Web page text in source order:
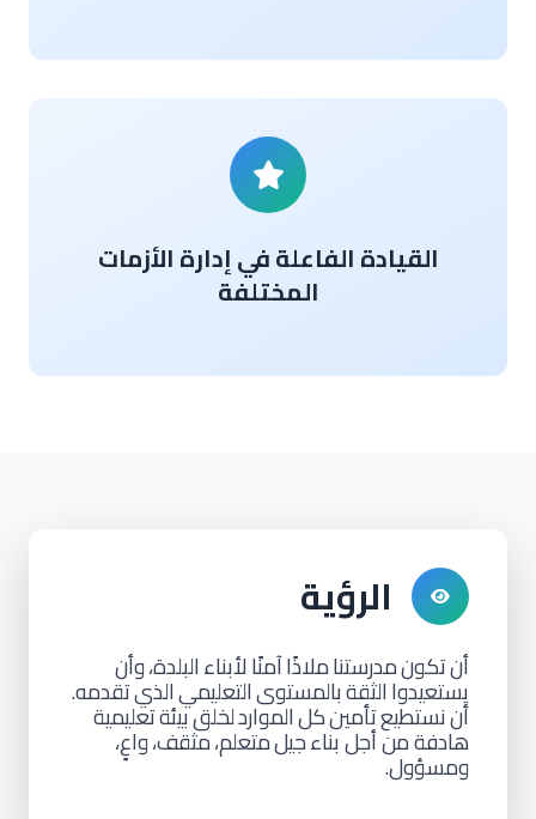
القيادة الفاعلة في إدارة الأزمات
المختلفة
الرؤية
أنتكونمدرستناملاذًاآمنًالأبناءالبلدة،وأن
يستعيدواالثقةبالمستوىالتعليميالذيتقدمه.
أننستطيعتأمينكلالمواردلخلقبيئةتعليمية
هادفة من أجل بناءجيلمتعلم،مثقف،واعٍ،
ومسؤول.